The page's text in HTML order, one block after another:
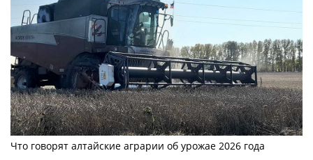
Что говорят алтайские аграрии об урожае 2026 года